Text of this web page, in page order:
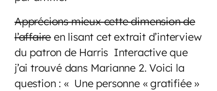
Apprécions mieux cette dimension de
l’affaireen lisant cet extrait d’interview
du patron de Harris Interactive que
j’ai trouvé dans Marianne 2. Voici la
question : « Une personne « gratifiée »